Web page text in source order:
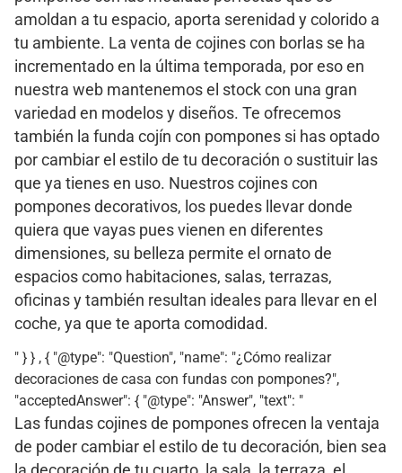
amoldan a tu espacio, aporta serenidad y colorido a
tu ambiente. La venta de cojines con borlas se ha
incrementado en la última temporada, por eso en
nuestra web mantenemos el stock con una gran
variedad en modelos y diseños. Te ofrecemos
también la funda cojín con pompones si has optado
por cambiar el estilo de tu decoración o sustituir las
que ya tienes en uso. Nuestros cojines con
pompones decorativos, los puedes llevar donde
quiera que vayas pues vienen en diferentes
dimensiones, su belleza permite el ornato de
espacios como habitaciones, salas, terrazas,
oficinas y también resultan ideales para llevar en el
coche, ya que te aporta comodidad.
" } } , { "@type": "Question", "name": "¿Cómo realizar
decoraciones de casa con fundas con pompones?",
"acceptedAnswer": { "@type": "Answer", "text": "
Las fundas cojines de pompones ofrecen la ventaja
de poder cambiar el estilo de tu decoración, bien sea